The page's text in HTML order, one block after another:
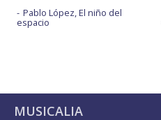
Pablo López, El niño del
espacio
MUSICALIA